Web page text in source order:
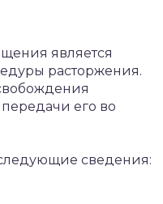
является
расторжения.
его во
сведения: